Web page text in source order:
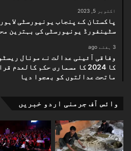
اکتوبر 5, 2023
پاکستان کے پنجاب یونیورسٹی
سٹینفورڈ یونیورسٹی کی بہترین
3 ہفتے ago
وفاقی آئینی عدالت نے مونال
کا 2024 کا مسماری حکم
ماتحت عدالتوں کو بھجوا دیا
وائس آف جرمنی اردو خبریں